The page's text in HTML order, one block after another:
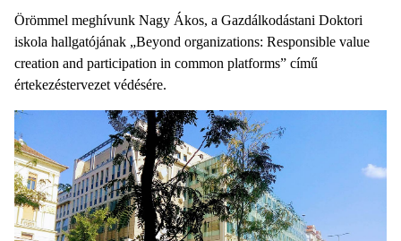
Örömmel meghívunk Nagy Ákos, a Gazdálkodástani Doktori
iskola hallgatójának „Beyond organizations: Responsible value
creation and participation in common platforms” című
értekezéstervezet védésére.